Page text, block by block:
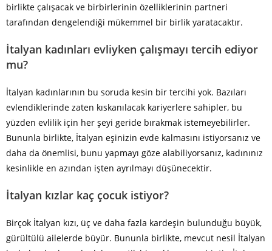
birlikte çalışacak ve birbirlerinin özelliklerinin partneri
tarafından dengelendiği mükemmel bir birlik yaratacaktır.
İtalyan kadınları evliyken çalışmayı tercih ediyor
mu?
İtalyan kadınlarının bu soruda kesin bir tercihi yok. Bazıları
evlendiklerinde zaten kıskanılacak kariyerlere sahipler, bu
yüzden evlilik için her şeyi geride bırakmak istemeyebilirler.
Bununla birlikte, İtalyan eşinizin evde kalmasını istiyorsanız ve
daha da önemlisi, bunu yapmayı göze alabiliyorsanız, kadınınız
kesinlikle en azından işten ayrılmayı düşünecektir.
İtalyan kızlar kaç çocuk istiyor?
Birçok İtalyan kızı, üç ve daha fazla kardeşin bulunduğu büyük,
gürültülü ailelerde büyür. Bununla birlikte, mevcut nesil İtalyan